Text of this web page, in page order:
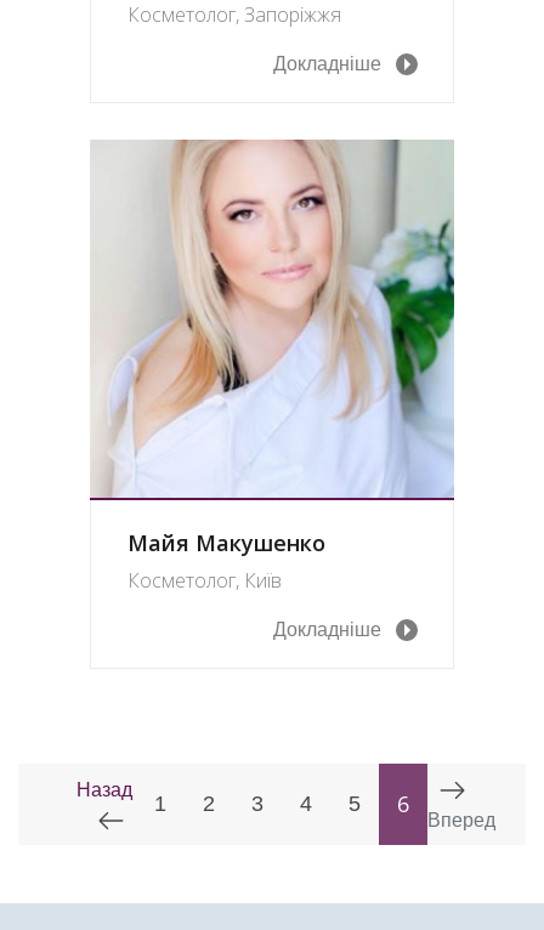
Косметолог, Запоріжжя
Докладніше
Майя Макушенко
Косметолог, Київ
Докладніше
Назад
1 2 3 4 5 6
Вперед